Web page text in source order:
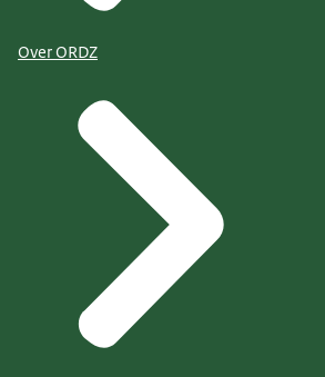
Over ORDZ